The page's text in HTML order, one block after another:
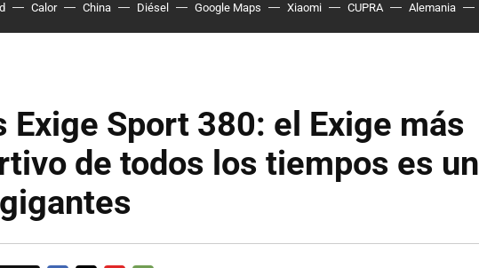
Calor China Diésel Google Maps Xiaomi CUPRA Alemania
Exige Sport 380: el Exige más
de todos los tiempos es un